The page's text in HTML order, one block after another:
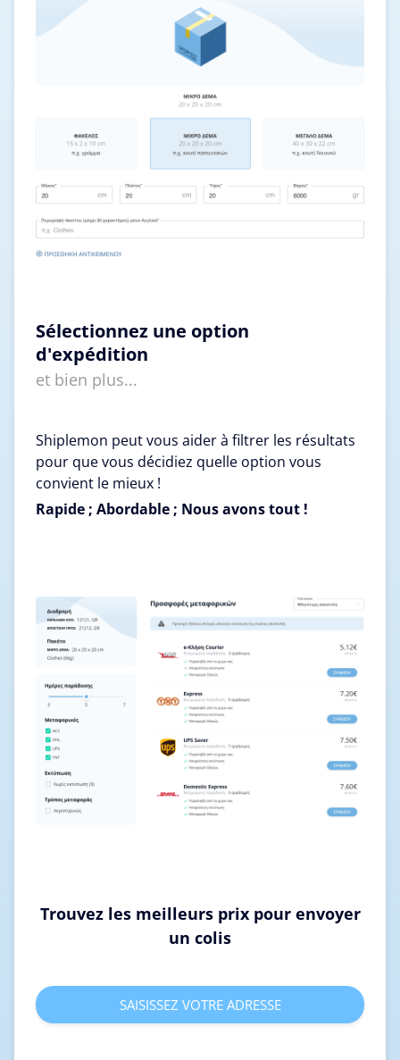
Sélectionnez une option
d'expédition
et bien plus...
Shiplemon peut vous aider à filtrer les résultats
pour que vous décidiez quelle option vous
convient le mieux !
Rapide ; Abordable ; Nous avons tout !
Trouvez les meilleurs prix pour envoyer
un colis
SAISISSEZ VOTRE ADRESSE